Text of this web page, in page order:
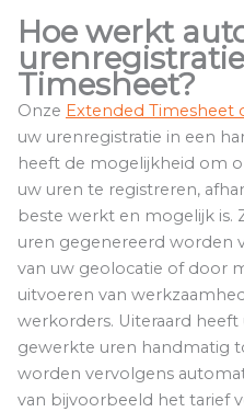
Hoe werkt
Timesheet?
Onze Extended Timesheet
uw urenregistratie in een
heeft de mogelijkheid om
uw uren te registreren,
beste werkt en mogelijk is.
uren gegenereerd worden
van uw geolocatie of door
uitvoeren van
werkorders. Uiteraard
gewerkte uren handmatig
worden vervolgens
van bijvoorbeeld het tarief